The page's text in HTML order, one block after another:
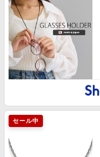
セール中